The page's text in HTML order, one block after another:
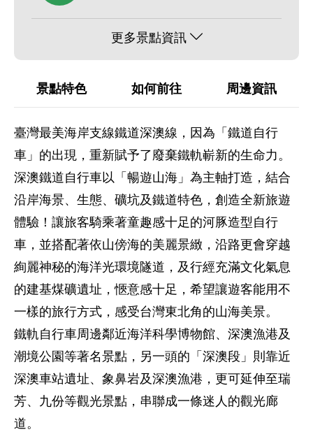
更多景點資訊
景點特色 如何前往 周邊資訊
臺灣最美海岸支線鐵道深澳線，因為「鐵道自行
車」的出現，重新賦予了廢棄鐵軌嶄新的生命力。
深澳鐵道自行車以「暢遊山海」為主軸打造，結合
沿岸海景、生態、礦坑及鐵道特色，創造全新旅遊
體驗！讓旅客騎乘著童趣感十足的河豚造型自行
車，並搭配著依山傍海的美麗景緻，沿路更會穿越
絢麗神秘的海洋光環境隧道，及行經充滿文化氣息
的建基煤礦遺址，愜意感十足，希望讓遊客能用不
一樣的旅行方式，感受台灣東北角的山海美景。
鐵軌自行車周邊鄰近海洋科學博物館、深澳漁港及
潮境公園等著名景點，另一頭的「深澳段」則靠近
深澳車站遺址、象鼻岩及深澳漁港，更可延伸至瑞
芳、九份等觀光景點，串聯成一條迷人的觀光廊
道。